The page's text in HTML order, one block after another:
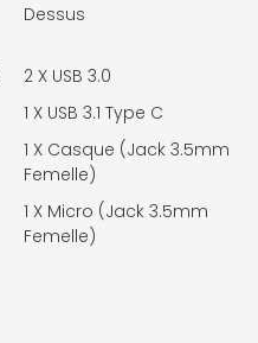
Dessus
2 X USB 3.0
1 X USB 3.1 Type C
1 X Casque (Jack 3.5mm
Femelle)
1 X Micro (Jack 3.5mm
Femelle)